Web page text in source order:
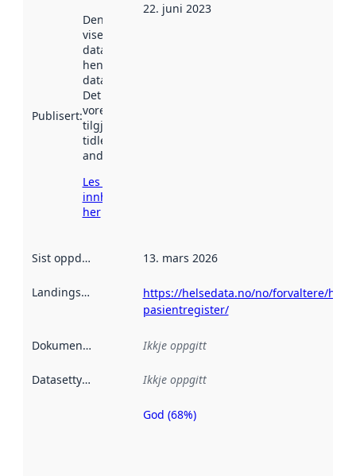
Publisert:
Denne datoen
viser når
datasettet vart
henta inn av
data.norge.no.
Det kan ha
vore
tilgjengeleg
tidlegare
andre stader.
Les meir om
innhenting
her
22. juni 2023
Sist oppdatert 13. mars 2026
Landingsside
https://helsedata.no/no/forvaltere/
pasientregister/
Dokumentasjon Ikkje oppgitt
Datasettype Ikkje oppgitt
Metadatakvalitet
God (68%)